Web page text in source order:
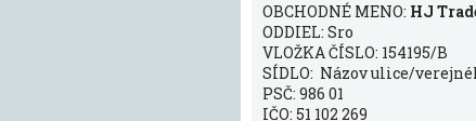
OBCHODNÉ MENO: HJ
ODDIEL: Sro
VLOŽKA ČÍSLO: 154195/B
SÍDLO: Názov ulice/
PSČ: 986 01
IČO: 51 102 269